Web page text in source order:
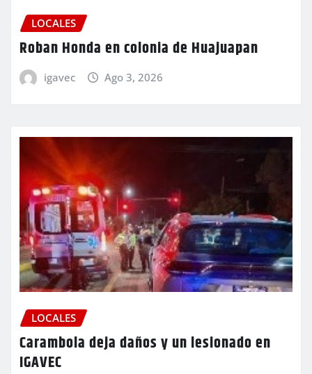
LOCALES
Roban Honda en colonia de Huajuapan
igavec Ago 3, 2026
LOCALES
Carambola deja daños y un lesionado en
IGAVEC